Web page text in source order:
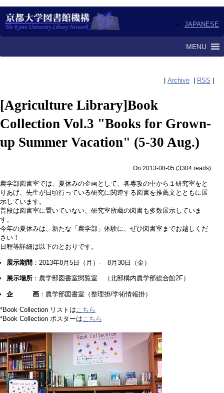
JAPANESE
MENU
Archive RSS
[Agriculture Library]Book
Collection Vol.3 "Books for Grown-
up Summer Vacation" (5-30 Aug.)
On 2013-08-05(3304 reads)
農学部図書室では、夏休みの企画として、各専攻の中から１研究室をと
りあげ、先生が日頃行っている研究に関連する図書を推薦文とともに展
示しています。
普段は図書室に置いていない、研究室所蔵の図書も多数展示していま
す。
今年の夏休みは、新たな「農学部」体験に、ぜひ図書室までお越しくだ
さい！
日程等詳細は以下のとおりです。
展示期間 ：2013年8月5日（月）- 8月30日（金）
展示場所 ：農学部図書室閲覧室 （北部構内農学部総合館2F）
企 画 ：農学部図書室（整理掛/学術情報掛）
*Book Collection リストはこちら
*Book Collection ポスターはこちら